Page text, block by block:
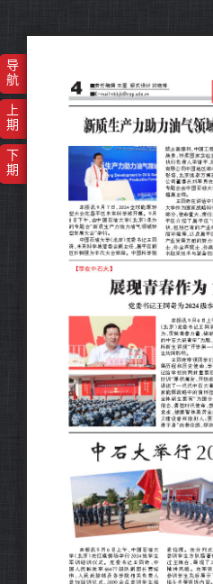
导
航
上
期
下
期